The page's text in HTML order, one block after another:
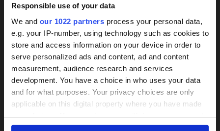
Responsible use of your data
We and our 1022 partners process your personal data,
e.g. your IP-number, using technology such as cookies to
store and access information on your device in order to
serve personalized ads and content, ad and content
measurement, audience research and services
development. You have a choice in who uses your data
and for what purposes. Your privacy choices are only
applicable on this digital property where you have made
any time from the Cookie Declaration or by clicking on
während sie wissen, dass ihre Liebsten gut
versorgt sind.
Wenn Sie mehr über Organisation, Ablauf und
rechtliche Rahmenbedingungen erfahren möchten,
besuchen Sie unseren 24h-Pflege Ratgeber
finden Sie auch wertvolle Tipps, wie Sie seriöse
Anbieter erkennen und welche Modelle der
Beschäftigung möglich sind.
Weitere Services
24h-Betreuungskraft
gesucht?
Über 800 Anbieter